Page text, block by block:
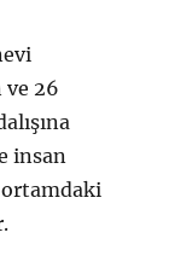
ve 26
insan
ortamdaki